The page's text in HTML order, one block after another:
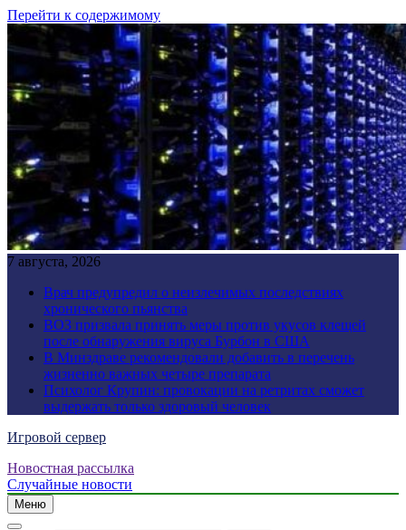
Перейти к содержимому
7 августа, 2026
Врач предупредил о неизлечимых последствиях
хронического пьянства
ВОЗ призвала принять меры против укусов клещей
после обнаружения вируса Бурбон в США
В Минздраве рекомендовали добавить в перечень
жизненно важных четыре препарата
Психолог Крупин: провокации на ретритах сможет
выдержать только здоровый человек
Игровой сервер
Новостная рассылка
Случайные новости
Меню